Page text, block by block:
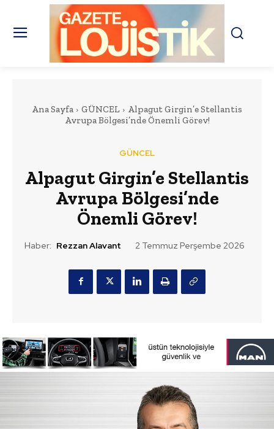
Ana Sayfa GÜNCEL
Alpagut Girgin’e Stellantis
Avrupa Bölgesi’nde Önemli Görev!
GÜNCEL
Alpagut Girgin’e Stellantis
Avrupa Bölgesi’nde
Önemli Görev!
Haber: Rezzan Alavant 2 Temmuz Perşembe 2026